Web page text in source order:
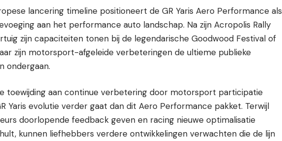
lancering timeline positioneert de GR Yaris Aero Performance als
aan het performance auto landschap. Na zijn Acropolis Rally
zijn capaciteiten tonen bij de legendarische Goodwood Festival of
zijn motorsport-afgeleide verbeteringen de ultieme publieke
ondergaan.
toewijding aan continue verbetering door motorsport participatie
Yaris evolutie verder gaat dan dit Aero Performance pakket. Terwijl
doorlopende feedback geven en racing nieuwe optimalisatie
kunnen liefhebbers verdere ontwikkelingen verwachten die de lijn